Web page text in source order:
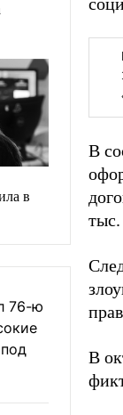
в
76-ю
В
тыс.
В